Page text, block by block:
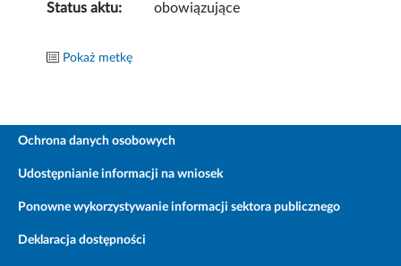
Status aktu: obowiązujące
Pokaż metkę
Ochrona danych osobowych
Udostępnianie informacji na wniosek
Ponowne wykorzystywanie informacji sektora publicznego
Deklaracja dostępności